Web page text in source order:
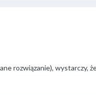
rozwiązanie), wystarczy,